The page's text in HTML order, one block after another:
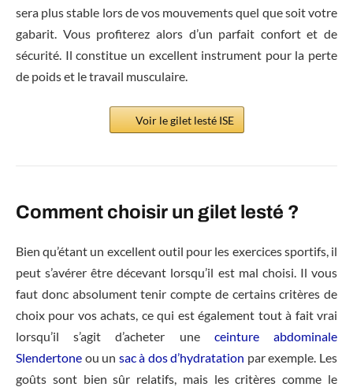
sera plus stable lors de vos mouvements quel que soit votre
gabarit. Vous profiterez alors d’un parfait confort et de
sécurité. Il constitue un excellent instrument pour la perte
de poids et le travail musculaire.
Voir le gilet lesté ISE
Comment choisir un gilet lesté ?
Bien qu’étant un excellent outil pour les exercices sportifs, il
peut s’avérer être décevant lorsqu’il est mal choisi. Il vous
faut donc absolument tenir compte de certains critères de
choix pour vos achats, ce qui est également tout à fait vrai
lorsqu’il s’agit d’acheter une ceinture abdominale
Slendertone ou un sac à dos d’hydratation par exemple. Les
goûts sont bien sûr relatifs, mais les critères comme le